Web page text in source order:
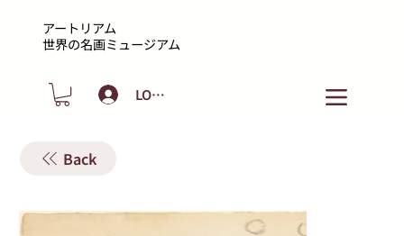
アートリアム
​世界の名画ミュージアム
LOGIN
Back